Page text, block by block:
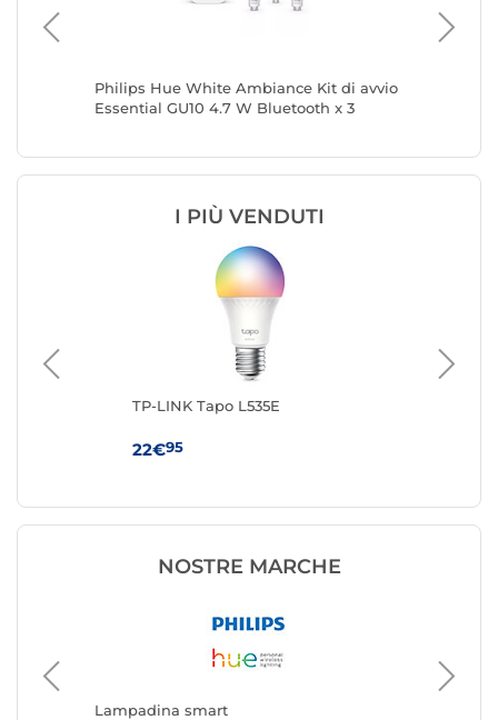
Philips Hue White Ambiance Kit di avvio
Essential GU10 4.7 W Bluetooth x 3
I PIÙ VENDUTI
TP-LINK Tapo L535E
22€95
NOSTRE MARCHE
Lampadina smart
TP-LINK